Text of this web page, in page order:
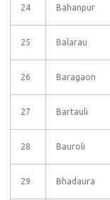
24 Bahanpur
25 Balarau
26 Baragaon
27 Bartauli
28 Bauroli
29 Bhadaura